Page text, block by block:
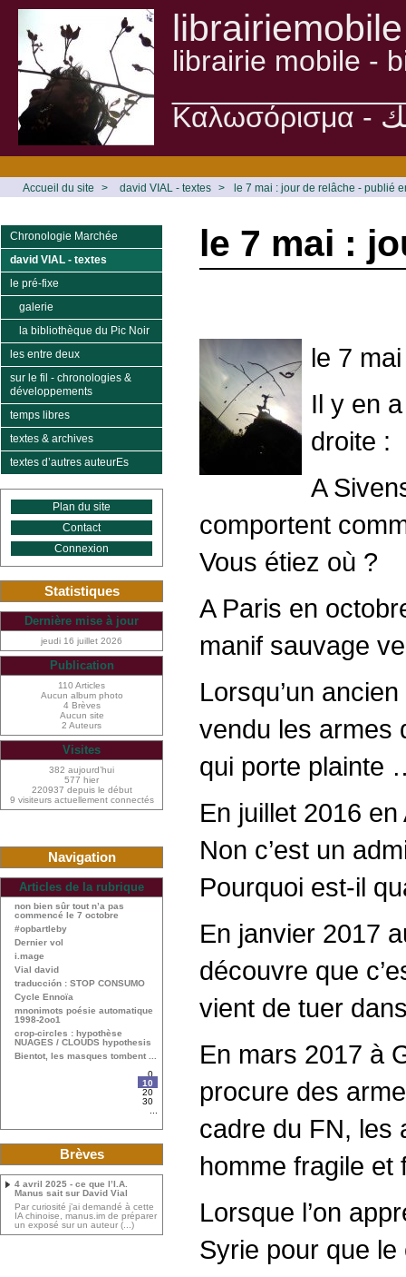
librairiemobile
librairie mobile -
Accueil du site > david VIAL - textes > le 7 mai : jour de relâche - publié
le 7 mai :
le 7
Il y en
droite :
A
comportent
Vous étiez où ?
A Paris en
manif sauvage
Lorsqu’un
vendu les armes
qui porte plainte
En juillet 2016
Non c’est un
Pourquoi est-il
En janvier 2017
découvre que
vient de tuer
En mars 2017 à
procure des
cadre du FN, les
homme fragile et
Lorsque l’on
Syrie pour que
Chronologie Marchée
david VIAL - textes
le pré-fixe
galerie
la bibliothèque du Pic Noir
les entre deux
sur le fil - chronologies &
développements
temps libres
textes & archives
textes d’autres auteurEs
Plan du site
Contact
Connexion
Statistiques
Dernière mise à jour
jeudi 16 juillet 2026
Publication
110 Articles
Aucun album photo
4 Brèves
Aucun site
2 Auteurs
Visites
382 aujourd’hui
577 hier
220937 depuis le début
9 visiteurs actuellement connectés
Navigation
Articles de la rubrique
non bien sûr tout n’a pas
commencé le 7 octobre
#opbartleby
Dernier vol
i.mage
Vial david
traducción : STOP CONSUMO
Cycle Ennoïa
mnonimots poésie automatique
1998-2oo1
crop-circles : hypothèse
NUAGES / CLOUDS hypothesis
Bientot, les masques tombent ...
0
10
20
30
Brèves
4 avril 2025 - ce que l’I.A.
Manus sait sur David Vial
Par curiosité j’ai demandé à cette
IA chinoise, manus.im de préparer
un exposé sur un auteur (...)